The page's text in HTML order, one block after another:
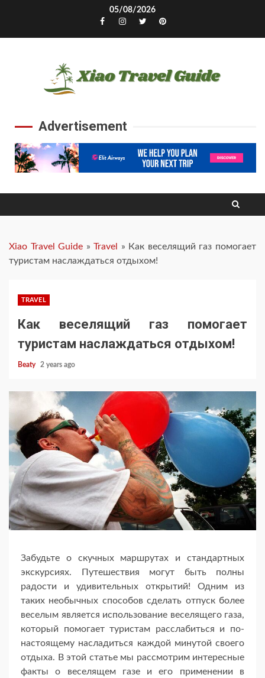
05/08/2026
Facebook
Instagram
TwitterPinterest
Advertisement
Xiao Travel Guide »Travel » Как веселящий газ помогает
туристам наслаждаться отдыхом!
TRAVEL
Как веселящий газ помогает
туристам наслаждаться отдыхом!
Beaty 2 years ago
Забудьте о скучных маршрутах и стандартных
экскурсиях. Путешествия могут быть полны
радости и удивительных открытий! Одним из
таких необычных способов сделать отпуск более
веселым является использование веселящего газа,
который помогает туристам расслабиться и по-
настоящему насладиться каждой минутой своего
отдыха. В этой статье мы рассмотрим интересные
факты о веселящем газе и его применении в